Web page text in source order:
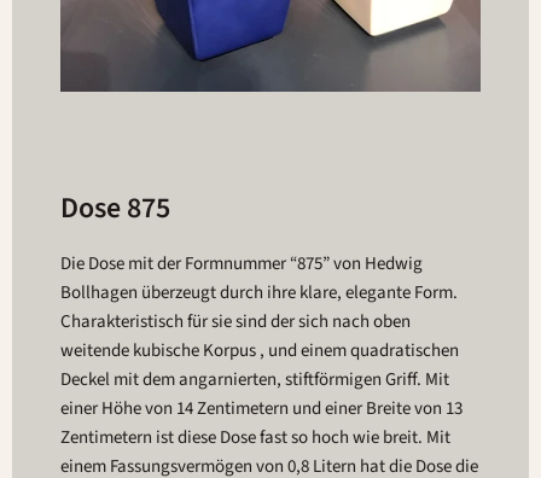
Dose 875
Die Dose mit der Formnummer “875” von Hedwig
Bollhagen überzeugt durch ihre klare, elegante Form.
Charakteristisch für sie sind der sich nach oben
weitende kubische Korpus , und einem quadratischen
Deckel mit dem angarnierten, stiftförmigen Griff. Mit
einer Höhe von 14 Zentimetern und einer Breite von 13
Zentimetern ist diese Dose fast so hoch wie breit. Mit
einem Fassungsvermögen von 0,8 Litern hat die Dose die